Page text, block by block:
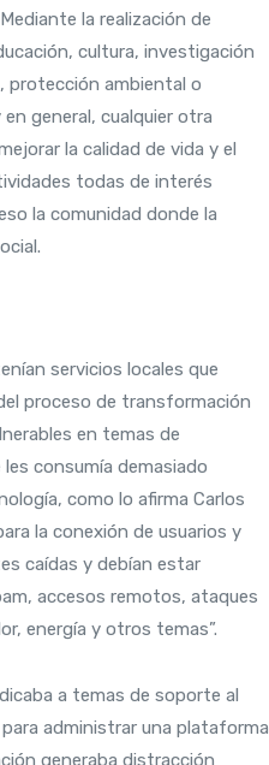
la realización de
cultura, investigación
protección ambiental o
general, cualquier otra
la calidad de vida y el
todas de interés
la comunidad donde la
servicios locales que
proceso de transformación
en temas de
les consumía demasiado
como lo afirma Carlos
la conexión de usuarios y
caídas y debían estar
accesos remotos, ataques
energía y otros temas”.
a temas de soporte al
administrar una plataforma
generaba distracción